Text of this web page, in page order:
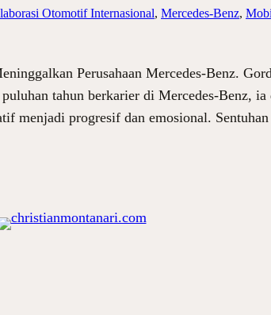
Otomotif Internasional, Mercedes-Benz,
Perusahaan Mercedes-Benz.
tahun berkarier di Mercedes-Benz,
menjadi progresif dan emosional.